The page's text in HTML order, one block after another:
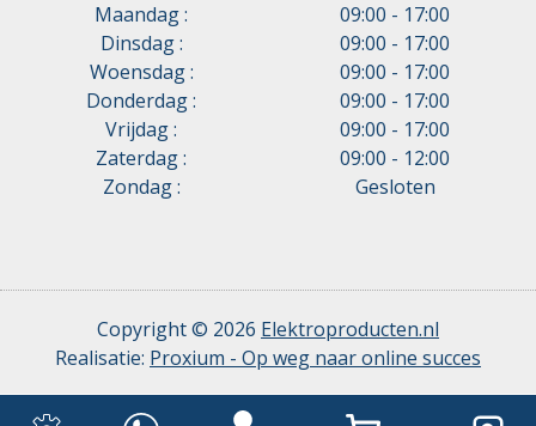
Maandag :
09:00 - 17:00
Dinsdag :
09:00 - 17:00
Woensdag :
09:00 - 17:00
Donderdag :
09:00 - 17:00
Vrijdag :
09:00 - 17:00
Zaterdag :
09:00 - 12:00
Zondag :
Gesloten
Copyright © 2026 Elektroproducten.nl
Realisatie: Proxium - Op weg naar online succes